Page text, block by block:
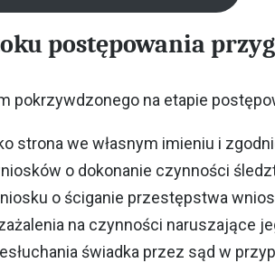
postępowania
pokrzywdzonego na etapie
strona we własnym imieniu i
o dokonanie czynności
o ściganie przestępstwa
na czynności naruszające
świadka przez sąd w